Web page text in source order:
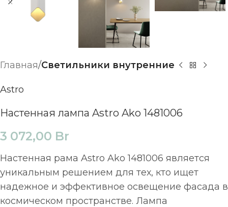
Главная Светильники внутренние
Astro
Настенная лампа Astro Ako 1481006
3 072,00 Br
Настенная рама Astro Ako 1481006 является
уникальным решением для тех, кто ищет
надежное и эффективное освещение фасада в
космическом пространстве. Лампа